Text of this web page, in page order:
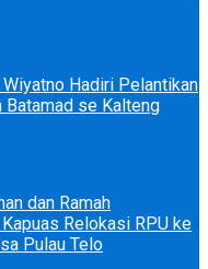
Hadiri Pelantikan
Batamad se Kalteng
dan Ramah
Relokasi RPU ke
Pulau Telo